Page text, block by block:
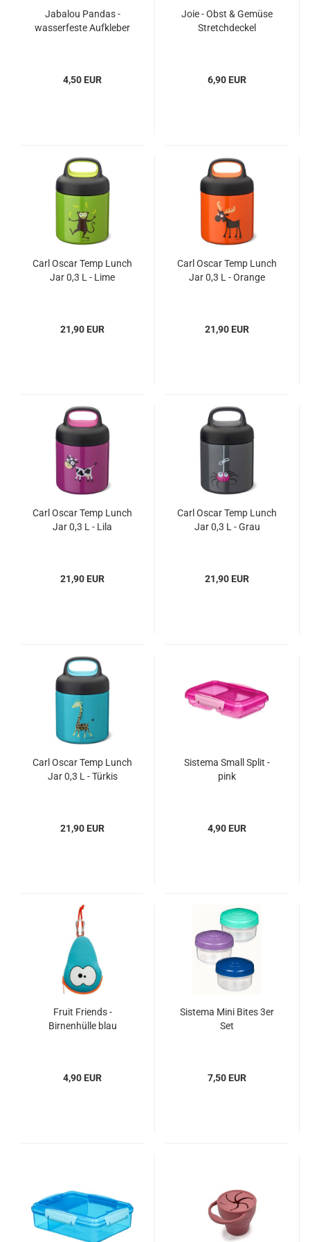
Jabalou Pandas -
wasserfeste Aufkleber
4,50 EUR
Joie - Obst & Gemüse
Stretchdeckel
6,90 EUR
Carl Oscar Temp Lunch
Jar 0,3 L - Lime
21,90 EUR
Carl Oscar Temp Lunch
Jar 0,3 L - Orange
21,90 EUR
Carl Oscar Temp Lunch
Jar 0,3 L - Lila
21,90 EUR
Carl Oscar Temp Lunch
Jar 0,3 L - Grau
21,90 EUR
Carl Oscar Temp Lunch
Jar 0,3 L - Türkis
21,90 EUR
Sistema Small Split -
pink
4,90 EUR
Fruit Friends -
Birnenhülle blau
4,90 EUR
Sistema Mini Bites 3er
Set
7,50 EUR